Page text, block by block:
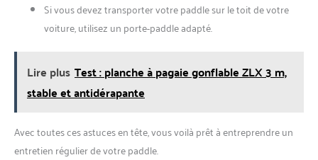
Si vous devez transporter votre paddle sur le toit de votre
voiture, utilisez un porte-paddle adapté.
Lire plus Test : planche à pagaie gonflable ZLX 3 m,
stable et antidérapante
Avec toutes ces astuces en tête, vous voilà prêt à entreprendre un
entretien régulier de votre paddle.